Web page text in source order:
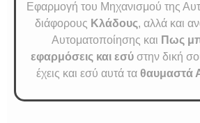
Εφαρμογή του Μηχανισμού της
διάφορους Κλάδους, αλλά και
Αυτοματοποίησης και Πως
εφαρμόσεις και εσύ στην δική
έχεις και εσύ αυτά τα θαυμαστά